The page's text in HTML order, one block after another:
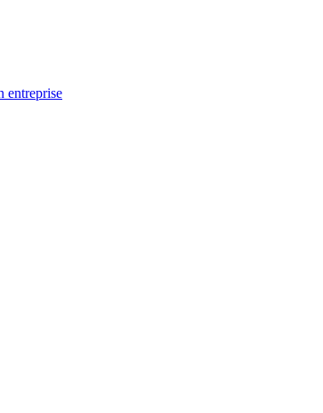
entreprise